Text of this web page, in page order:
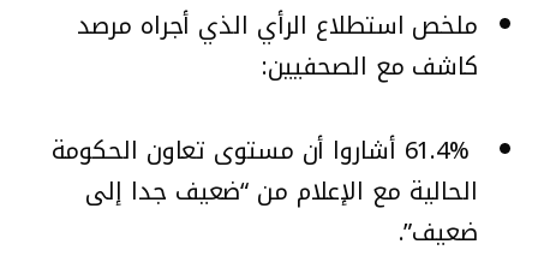
ملخص استطلاع الرأي الذي أجراه مرصد
كاشف مع الصحفيين:
61.4% أشاروا أن مستوى تعاون الحكومة
الحالية مع الإعلام من “ضعيف جدا إلى
ضعيف”.